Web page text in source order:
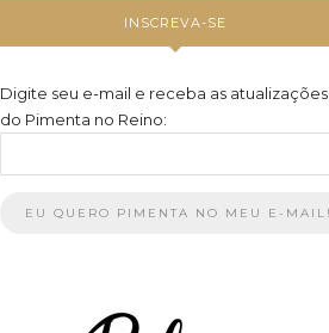
INSCREVA-SE
Digite seu e-mail e receba as atualizações
do Pimenta no Reino: